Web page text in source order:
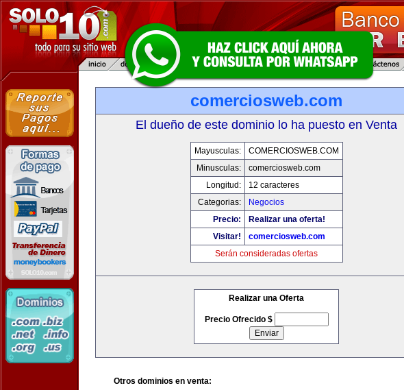
comerciosweb.com
El dueño de este dominio lo ha puesto en Venta
Mayusculas:
COMERCIOSWEB.COM
Minusculas:
comerciosweb.com
Longitud:
12 caracteres
Categorias:
Negocios
Precio:
Realizar una oferta!
Visitar!
comerciosweb.com
Serán consideradas ofertas
Realizar una Oferta
Precio Ofrecido $
Otros dominios en venta: